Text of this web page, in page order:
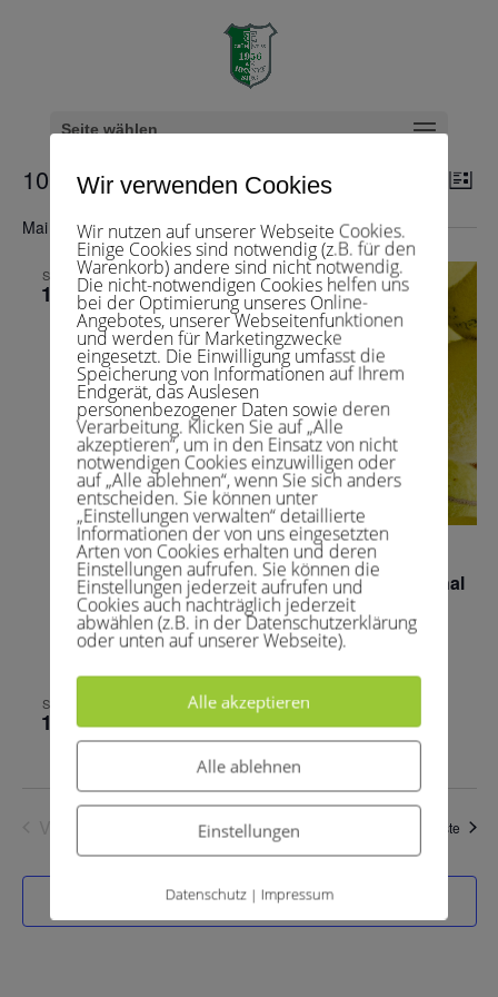
Seite wählen
Veranstaltungen
Veranstaltungen
Suche
SucheListe
10.05.2025 - 08.08.2026
wählen.
Mai 2025
SA.
10
Herren 18 – SG TC Rösrath/TC Hoffnungsthal
1
10.Mai 2025 , 14:30-19:00
TC GW HennefSövener Str. 34, Hennef, Germany
SA.
17 Herren 18 – TC BW 1922 Schladern 1
17.Mai 2025 , 14:30-19:00
Veranstaltungen
Heute Nächste
Kalender abonnieren
Wir verwenden Cookies
Wir nutzen auf unserer Webseite Cookies.
Einige Cookies sind notwendig (z.B. für den
Warenkorb) andere sind nicht notwendig.
Die nicht-notwendigen Cookies helfen uns
bei der Optimierung unseres Online-
Angebotes, unserer Webseitenfunktionen
und werden für Marketingzwecke
eingesetzt. Die Einwilligung umfasst die
Speicherung von Informationen auf Ihrem
Endgerät, das Auslesen
personenbezogener Daten sowie deren
Verarbeitung. Klicken Sie auf „Alle
akzeptieren“, um in den Einsatz von nicht
notwendigen Cookies einzuwilligen oder
auf „Alle ablehnen“, wenn Sie sich anders
entscheiden. Sie können unter
„Einstellungen verwalten“ detaillierte
Informationen der von uns eingesetzten
Arten von Cookies erhalten und deren
Einstellungen aufrufen. Sie können die
Einstellungen jederzeit aufrufen und
Cookies auch nachträglich jederzeit
abwählen (z.B. in der Datenschutzerklärung
oder unten auf unserer Webseite).
Alle akzeptieren
Alle ablehnen
Einstellungen
Datenschutz| Impressum